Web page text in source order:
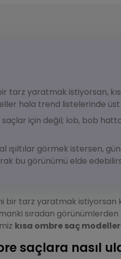
tarz yaratmak istiyorsan,
hala trend listelerinde üst
için değil; lob, bob
ışıltılar görmek istersen,
bu görünümü elde
bir tarz yaratmak
sıradan
kısa ombre saç
saçlara nasıl